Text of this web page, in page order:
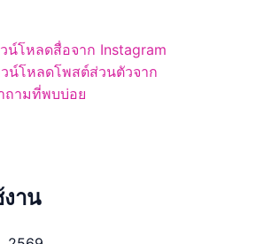
น์โหลดสื่อจาก Instagram
น์โหลดโพสต์ส่วนตัวจาก
ถามที่พบบ่อย
งาน